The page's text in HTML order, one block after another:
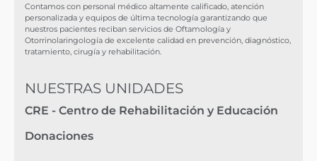
Contamos con personal médico altamente calificado, atención
personalizada y equipos de última tecnología garantizando que
nuestros pacientes reciban servicios de Oftamología y
Otorrinolaringología de excelente calidad en prevención, diagnóstico,
tratamiento, cirugía y rehabilitación.
NUESTRAS UNIDADES
CRE - Centro de Rehabilitación y Educación
Donaciones